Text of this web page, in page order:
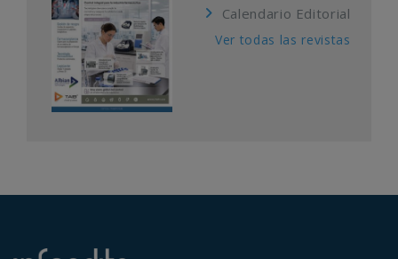
Calendario Editorial
Ver todas las revistas